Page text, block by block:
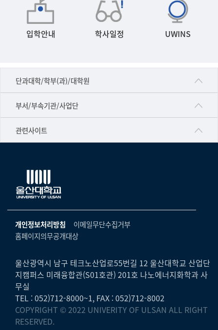
입학안내 학사일정 UWINS
단과대학/학부(과)/대학원
■인문대학
▷국어국문학부
▷일본어·일본학과
▷프랑스어·프랑스학과
▷스페인·중남미학과
▷철학·상담학과
■사회과학대학
▷사회과학부
ㆍ경제학전공
ㆍ행정학전공
ㆍ국제관계학전공
부서/부속기관/사업단
공동기기센터
공학교육혁신센터
국제교류처
기초과학연구소
물리BK 미래혁신응집물질물리인재교육연구단
미래기술혁신융합형인재양성센터
반구대암각화유적보존연구소
보육교사교육원
산학연협력선도대학육성사업(LINC3.0)사업단
관련사이트
건강가정지원센터
교수협의회
노동조합
생명윤리위원회
온라인 기술거래 플랫폼
울산대신문
울산대학교병원
캠퍼스안전관리
UCLASS
개인정보처리방침
이메일무단수집거부
홈페이지의무공개대상
울산광역시 남구 테크노산업로55번길 12 울산대학교 산업단
지캠퍼스 미래융합관(S01호관) 201호 나노에너지화학과 사
무실
TEL : 052)712-8000~1, FAX : 052)712-8002
COPYRIGHT © 2022 UNIVERITY OF ULSAN ALL RIGHT
RESERVED.